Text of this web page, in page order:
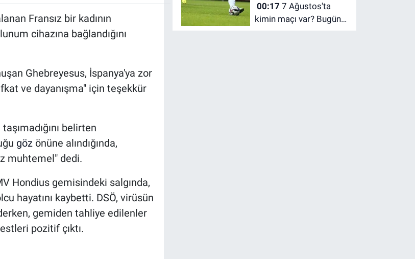
Fransız bir kadının
cihazına bağlandığını
Ghebreyesus, İspanya'ya zor
ve dayanışma" için teşekkür
belirten
gözönüne alındığında,
muhtemel" dedi.
Hondius gemisindeki salgında,
hayatını kaybetti. DSÖ, virüsün
gemiden tahliye edilenler
pozitif çıktı.
00:17
kimin maçı var? Bugün
maç var mı? Bugün